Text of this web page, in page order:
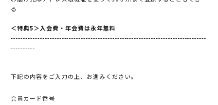
る
＜特典5＞入会費・年会費は永年無料
---------------------------------------------------------------------------------
----------
下記の内容をご入力の上、お進みください。
会員カード番号